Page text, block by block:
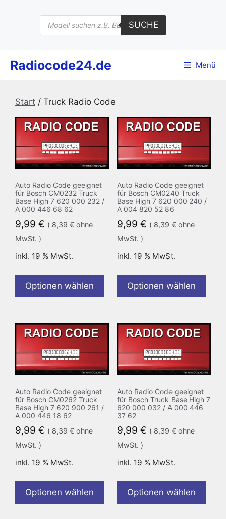
Products
search
SUCHE
Radiocode24.de Menü
Start / Truck Radio Code
Auto Radio Code geeignet
für Bosch CM0232 Truck
Base High 7 620 000 232 /
A 000 446 68 62
9,99 € ( 8,39 € ohne
MwSt. )
inkl. 19 % MwSt.
Optionen wählen
Auto Radio Code geeignet
für Bosch CM0240 Truck
Base High 7 620 000 240 /
A 004 820 52 86
9,99 € ( 8,39 €ohne
MwSt. )
inkl. 19 % MwSt.
Optionen wählen
Auto Radio Code geeignet
für Bosch CM0262 Truck
Base High 7 620 900 261 /
A 000 446 18 62
9,99 € ( 8,39 € ohne
MwSt. )
inkl. 19 % MwSt.
Optionen wählen
Auto Radio Code geeignet
für Bosch Truck Base High 7
620 000 032 / A 000 446
37 62
9,99 € ( 8,39 €ohne
MwSt. )
inkl. 19 % MwSt.
Optionen wählen